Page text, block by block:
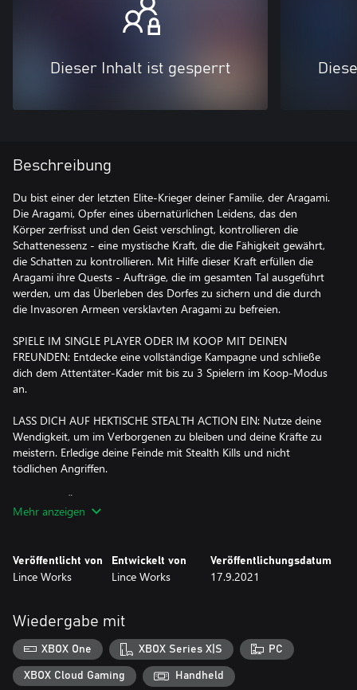
Dieser Inhalt ist gesperrt
Beschreibung
Du bist einer der letzten Elite-Krieger deiner Familie, der Aragami.
Die Aragami, Opfer eines übernatürlichen Leidens, das den
Körper zerfrisst und den Geist verschlingt, kontrollieren die
Schattenessenz - eine mystische Kraft, die die Fähigkeit gewährt,
die Schatten zu kontrollieren. Mit Hilfe dieser Kraft erfüllen die
Aragami ihre Quests - Aufträge, die im gesamten Tal ausgeführt
werden, um das Überleben des Dorfes zu sichern und die durch
die Invasoren Armeen versklavten Aragami zu befreien.
SPIELE IM SINGLE PLAYER ODER IM KOOP MIT DEINEN
FREUNDEN: Entdecke eine vollständige Kampagne und schließe
dich dem Attentäter-Kader mit bis zu 3 Spielern im Koop-Modus
an.
LASS DICH AUF HEKTISCHE STEALTH ACTION EIN: Nutze deine
Wendigkeit, um im Verborgenen zu bleiben und deine Kräfte zu
meistern. Erledige deine Feinde mit Stealth Kills und nicht
tödlichen Angriffen.
BEGINNE KÄMPFE ALS TAKTISCHE ENTSCHEIDUNG: Werde mit
Hilfe deiner Fähigkeiten zum Meister hochriskanter Kämpfe mit
KREIERE DEINEN SCHATTEN ASSASSINEN: Erstelle deine Waffen
und Rüstungen und verbessere deinen Elite-Krieger mit einer
BESCHÜTZE DAS RASHOMON TAL: Rette dein Volk und besiege
den Fluch bevor er mit dir endet. Entdecke wie die Aragami zu
einer Legende wurden.
Mehr anzeigen
Veröffentlicht von
Lince Works
Entwickelt von
Lince Works
Veröffentlichungsdatum
17.9.2021
Wiedergabe mit
XBOX One XBOX Series X|S PC
XBOX Cloud Gaming Handheld